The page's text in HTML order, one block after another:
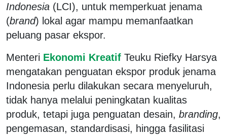
Indonesia (LCI), untuk memperkuat jenama
(brand) lokal agar mampu memanfaatkan
peluang pasar ekspor.
Menteri Ekonomi Kreatif Teuku Riefky Harsya
mengatakan penguatan ekspor produk jenama
Indonesia perlu dilakukan secara menyeluruh,
tidak hanya melalui peningkatan kualitas
produk, tetapi juga penguatan desain, branding,
pengemasan, standardisasi, hingga fasilitasi